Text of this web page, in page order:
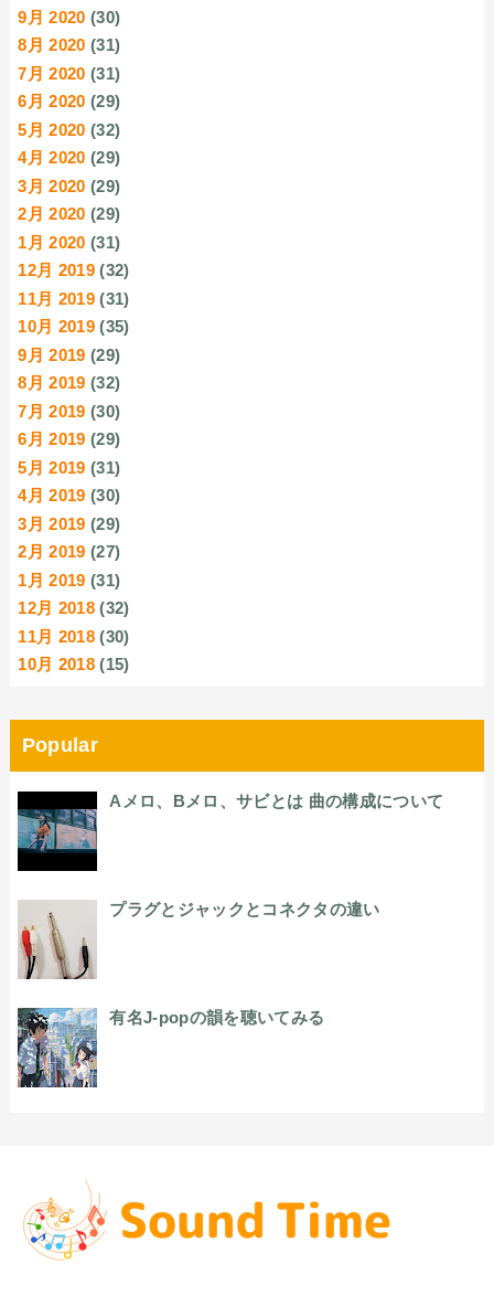
9月 2020 (30)
8月 2020 (31)
7月 2020 (31)
6月 2020 (29)
5月 2020 (32)
4月 2020 (29)
3月 2020 (29)
2月 2020 (29)
1月 2020 (31)
12月 2019 (32)
11月 2019 (31)
10月 2019 (35)
9月 2019 (29)
8月 2019 (32)
7月 2019 (30)
6月 2019 (29)
5月 2019 (31)
4月 2019 (30)
3月 2019 (29)
2月 2019 (27)
1月 2019 (31)
12月 2018 (32)
11月 2018 (30)
10月 2018 (15)
Popular
Aメロ、Bメロ、サビとは 曲の構成について
プラグとジャックとコネクタの違い
有名J-popの韻を聴いてみる